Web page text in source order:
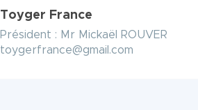
Toyger France
Président : Mr Mickaël ROUVER
toygerfrance@gmail.com